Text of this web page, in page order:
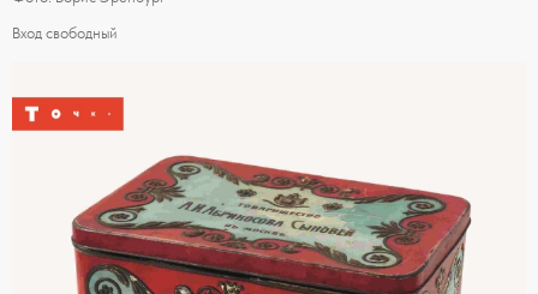
Вход свободный